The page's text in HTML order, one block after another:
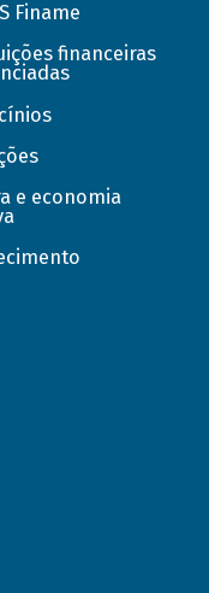
Finame
financeiras
e economia